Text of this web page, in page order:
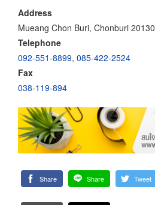
Address
Mueang Chon Buri, Chonburi 20130
Telephone
092-551-8899, 085-422-2524
Fax
038-119-894
Share Share Tweet